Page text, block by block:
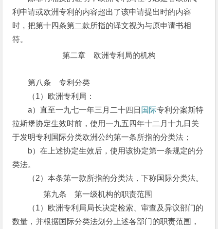
利申请或欧洲专利的内容超出了该申请提出时的内容
时，把第十四条第二款所指的译文视为与原申请书相
符。
第二章 欧洲专利局的机构
第八条 专利分类
（1）欧洲专利局：
a）直至一九七一年三月二十四日 国际专利分案斯特
拉斯堡协定生效时前，使用一九五四年十二月十九日关
于发明专利国际分类欧洲公约第一条所指的分类法；
b）在上述协定生效后，使用该协定第一条规定的分
类法。
（2）本条第一款所指的分类法，下称国际分类法。
第九条 第一级机构的职责范围
（1）欧洲专利局局长决定检索、审查及异议部门的
数量，并根据国际分类法划分上述各部门的职责范围，